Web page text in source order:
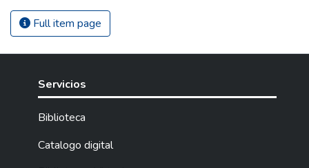
Full item page
Servicios
Biblioteca
Catalogo digital